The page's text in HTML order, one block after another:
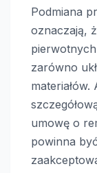
Podmiana
oznaczają,
zarówno
umowę o
powinna